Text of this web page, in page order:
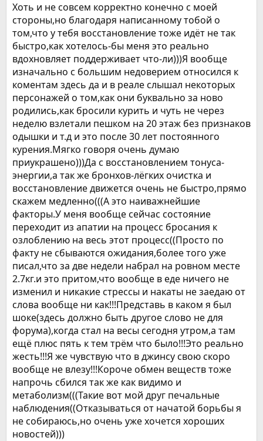
Хоть и не совсем корректно конечно с моей
стороны,но благодаря написанному тобой о
том,что у тебя восстановление тоже идёт не так
быстро,как хотелось-бы меня это реально
вдохновляет поддерживает что-ли)))Я вообще
изначально с большим недоверием относился к
коментам здесь да и в реале слышал некоторых
персонажей о том,как они буквально за ново
родились,как бросили курить и чуть не через
неделю взлетали пешком на 20 этаж без признаков
одышки и т.д и это после 30 лет постоянного
курения.Мягко говоря очень думаю
приукрашено)))Да с восстановлением тонуса-
энергии,а так же бронхов-лёгких очистка и
восстановление движется очень не быстро,прямо
скажем медленно(((А это наиважнейшие
факторы.У меня вообще сейчас состояние
переходит из апатии на процесс бросания к
озлоблению на весь этот процесс((Просто по
факту не сбываются ожидания,более того уже
писал,что за две недели набрал на ровном месте
2.7кг.и это притом,что вообще в еде ничего не
изменил и никакие стрессы и накаты не заедаю от
слова вообще ни как!!!Представь в каком я был
шоке(здесь должно быть другое слово не для
форума),когда стал на весы сегодня утром,а там
ещё плюс пять к тем трём что было!!!Это реально
жесть!!!Я же чувствую что в джинсу свою скоро
вообще не влезу!!!Короче обмен веществ тоже
напрочь сбился так же как видимо и
метаболизм(((Такие вот мой друг печальные
наблюдения((Отказываться от начатой борьбы я
не собираюсь,но очень уже хочется хороших
новостей)))